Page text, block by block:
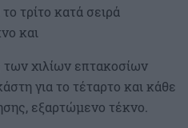
τρίτο κατά σειρά
και
των χιλίων επτακοσίων
για το τέταρτο και κάθε
εξαρτώμενο τέκνο.